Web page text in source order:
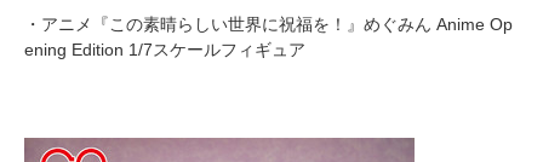
・アニメ『この素晴らしい世界に祝福を！』めぐみん Anime Op
ening Edition 1/7スケールフィギュア